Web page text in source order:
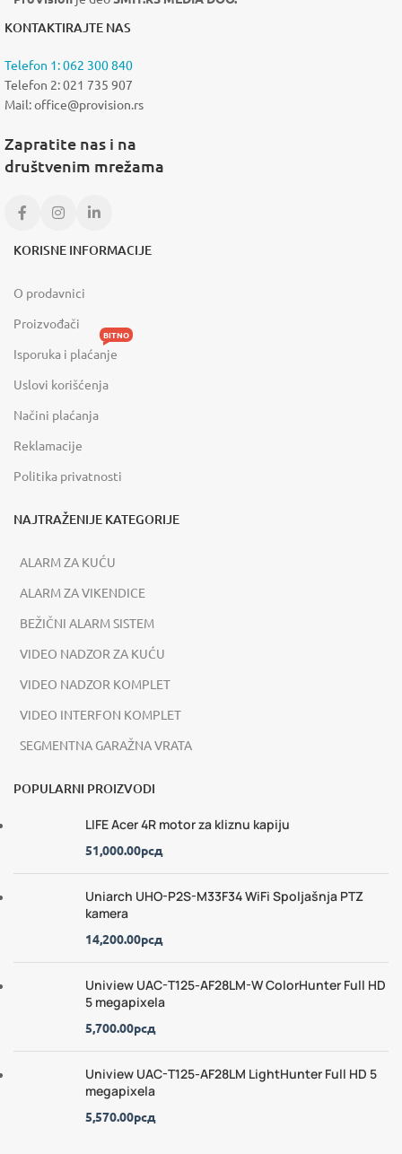
KONTAKTIRAJTE NAS
Telefon 1: 062 300 840
Telefon 2: 021 735 907
Mail: office@provision.rs
Zapratite nas i na
društvenim mrežama
KORISNE INFORMACIJE
O prodavnici
Proizvođači
Isporuka i plaćanje
BITNO
Uslovi korišćenja
Načini plaćanja
Reklamacije
Politika privatnosti
NAJTRAŽENIJE KATEGORIJE
ALARM ZA KUĆU
ALARM ZA VIKENDICE
BEŽIČNI ALARM SISTEM
VIDEO NADZOR ZA KUĆU
VIDEO NADZOR KOMPLET
VIDEO INTERFON KOMPLET
SEGMENTNA GARAŽNA VRATA
POPULARNI PROIZVODI
LIFE Acer 4R motor za kliznu kapiju
51,000.00рсд
Uniarch UHO-P2S-M33F34 WiFi Spoljašnja PTZ
kamera
14,200.00рсд
Uniview UAC-T125-AF28LM-W ColorHunter Full HD
5 megapixela
5,700.00рсд
Uniview UAC-T125-AF28LM LightHunter Full HD 5
megapixela
5,570.00рсд